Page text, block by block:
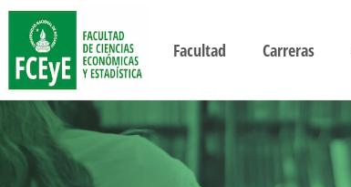
Facultad Carreras